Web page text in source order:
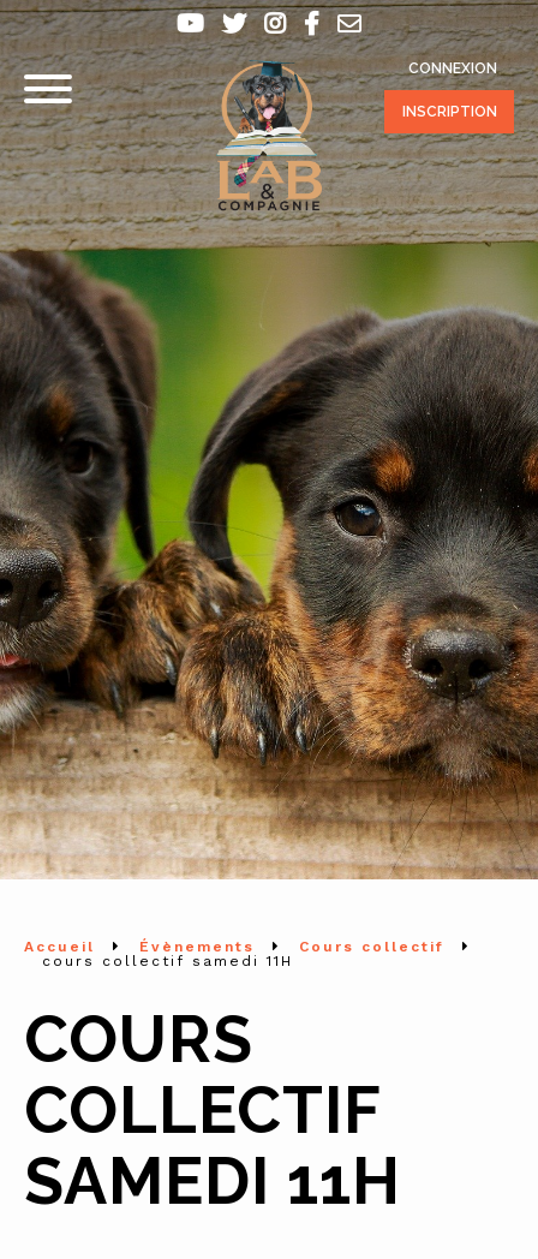
CONNEXION
INSCRIPTION
Accueil Évènements
Cours collectif
cours collectif samedi 11H
COURS
COLLECTIF
SAMEDI 11H